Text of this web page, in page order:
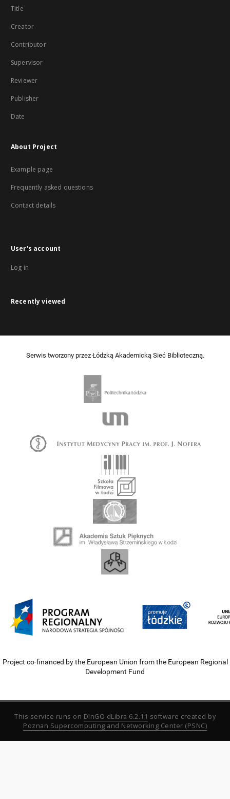
Title
Creator
Contributor
Supervisor
Reviewer
Publisher
Date
About Project
Example page
Frequently asked questions
Contact details
User's account
Log in
Recently viewed
Serwis tworzony przez Łódzką Akademicką Sieć Biblioteczną.
Project co-financed by the European Union from the European Regional
Development Fund
This service runs on DInGO dLibra 6.2.11 software created by
Poznan Supercomputing and Networking Center (PSNC)